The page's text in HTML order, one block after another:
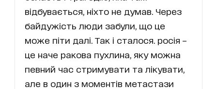
відбувається, ніхто не думав. Через
байдужість люди забули, що це
може піти далі. Так і сталося. росія –
це наче ракова пухлина, яку можна
певний час стримувати та лікувати,
але в один з моментів метастази